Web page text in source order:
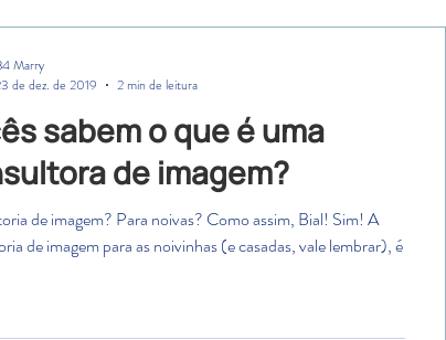
sabem o que é uma
de imagem?
de imagem? Para noivas? Como assim, Bial! Sim! A
de imagem para as noivinhas (e casadas, vale lembrar), é
Marry
de dez. de 2019
2 min de leitura